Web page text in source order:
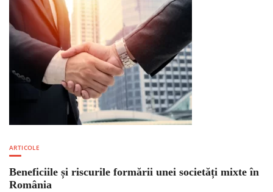
ARTICOLE
Beneficiile și riscurile formării unei societăți mixte în
România